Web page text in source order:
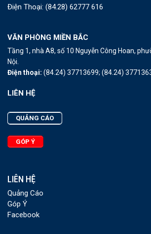
Điện Thoại: (84.28) 62777 616
VĂN PHÒNG MIỀN BẮC
Tầng 1, nhà A8, số 10 Nguyễn Công Hoan,
Nội.
Điện thoại: (84.24) 37713699; (84.24)
LIÊN HỆ
QUẢNG CÁO
GÓP Ý
LIÊN HỆ
Quảng Cáo
Góp Ý
Facebook